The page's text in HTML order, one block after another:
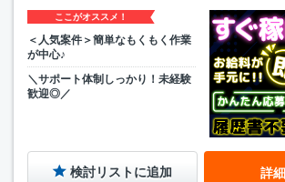
ここがオススメ！
＜人気案件＞簡単なもくもく作業
が中心♪
＼サポート体制しっかり！未経験
歓迎◎／
検討リストに追加 詳